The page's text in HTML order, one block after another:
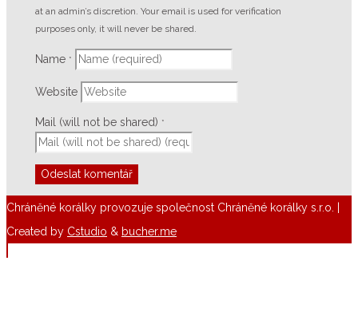
at an admin’s discretion. Your email is used for verification
purposes only, it will never be shared.
Name *
Website
Mail (will not be shared) *
Chráněné korálky provozuje společnost Chráněné korálky s.r.o. |
Created by Cstudio & bucher.me